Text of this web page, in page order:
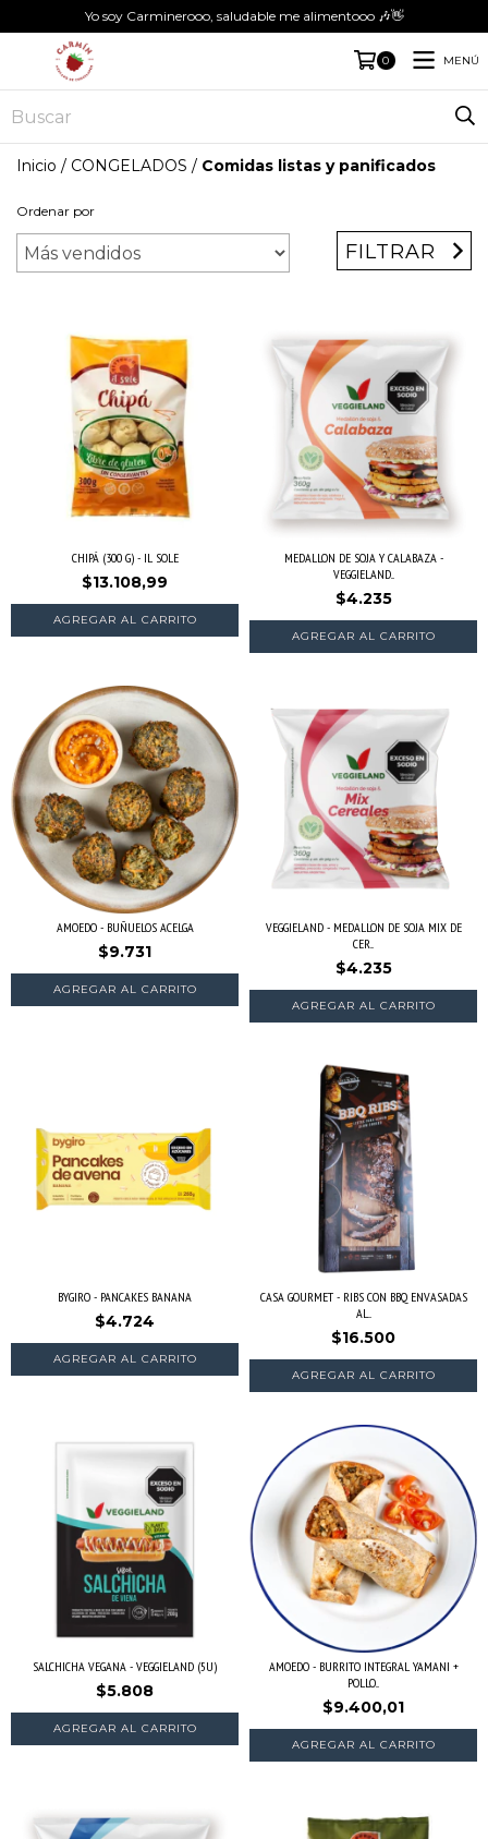
Yo soy Carminerooo, saludable me alimentooo 🎶👋
0 MENÚ
Inicio / CONGELADOS / Comidas listas y panificados
Ordenar por
FILTRAR
CHIPÁ (300 G) - IL SOLE
$13.108,99
MEDALLON DE SOJA Y CALABAZA -
VEGGIELAND...
$4.235
AMOEDO - BUÑUELOS ACELGA
$9.731
VEGGIELAND - MEDALLON DE SOJA MIX DE
CER...
$4.235
BYGIRO - PANCAKES BANANA
$4.724
CASA GOURMET - RIBS CON BBQ ENVASADAS
AL...
$16.500
SALCHICHA VEGANA - VEGGIELAND (5U)
$5.808
AMOEDO - BURRITO INTEGRAL YAMANI +
POLLO...
$9.400,01